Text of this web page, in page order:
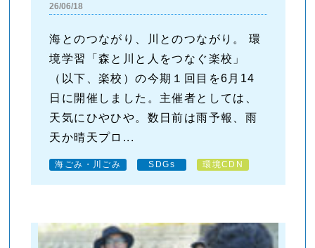
26/06/18
海とのつながり、川とのつながり。 環
境学習「森と川と人をつなぐ楽校」
（以下、楽校）の今期１回目を6月14
日に開催しました。主催者としては、
天気にひやひや。数日前は雨予報、雨
天か晴天プロ...
海ごみ・川ごみ SDGs 環境CDN